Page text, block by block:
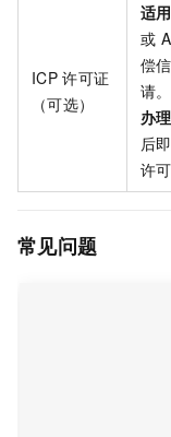
ICP 许可证
（可选）
适
或
偿
请。
办
后
许可
常见问题